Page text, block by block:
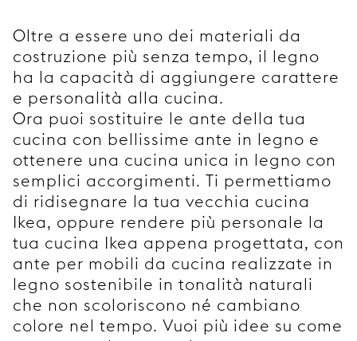
Oltre a essere uno dei materiali da
costruzione più senza tempo, il legno
ha la capacità di aggiungere carattere
e personalità alla cucina.
Ora puoi sostituire le ante della tua
cucina con bellissime ante in legno e
ottenere una cucina unica in legno con
semplici accorgimenti. Ti permettiamo
di ridisegnare la tua vecchia cucina
Ikea, oppure rendere più personale la
tua cucina Ikea appena progettata, con
ante per mobili da cucina realizzate in
legno sostenibile in tonalità naturali
che non scoloriscono né cambiano
colore nel tempo. Vuoi più idee su come